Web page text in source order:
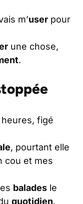
m’user pour
une chose,
.
figé
, pourtant elle
cou et mes
balades le
quotidien.